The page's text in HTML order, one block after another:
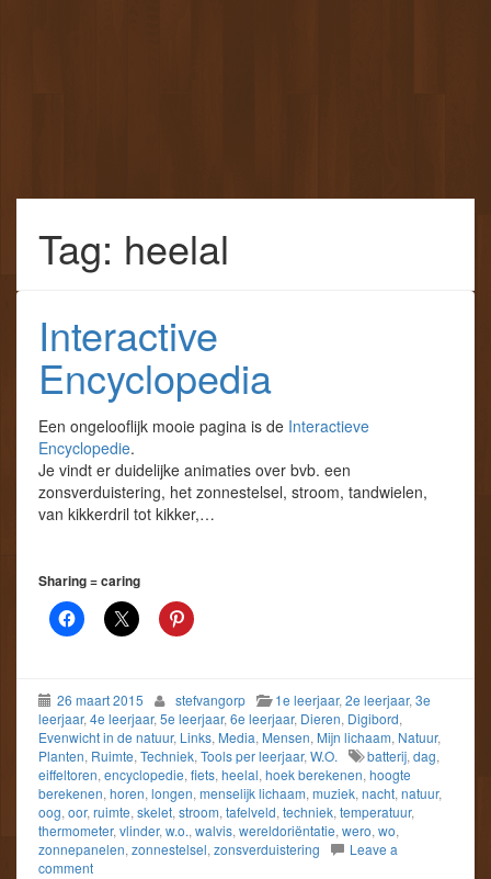
Tag: heelal
Interactive
Encyclopedia
Een ongelooflijk mooie pagina is de Interactieve
Encyclopedie.
Je vindt er duidelijke animaties over bvb. een
zonsverduistering, het zonnestelsel, stroom, tandwielen,
van kikkerdril tot kikker,…
Sharing = caring
26 maart 2015 stefvangorp 1e leerjaar, 2e leerjaar, 3e
leerjaar, 4e leerjaar, 5e leerjaar, 6e leerjaar, Dieren, Digibord,
Evenwicht in de natuur, Links, Media, Mensen, Mijn lichaam, Natuur,
Planten, Ruimte, Techniek, Tools per leerjaar, W.O. batterij, dag,
eiffeltoren, encyclopedie, fiets, heelal, hoek berekenen, hoogte
berekenen, horen, longen, menselijk lichaam, muziek, nacht, natuur,
oog, oor, ruimte, skelet, stroom, tafelveld, techniek, temperatuur,
thermometer, vlinder, w.o., walvis, wereldoriëntatie, wero, wo,
zonnepanelen, zonnestelsel, zonsverduistering
Leave a
comment